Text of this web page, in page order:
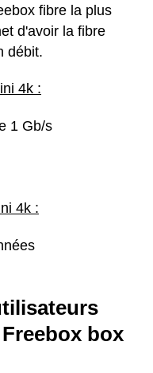
fibre la plus
d'avoir la fibre
débit.
4k :
1 Gb/s
4k :
box